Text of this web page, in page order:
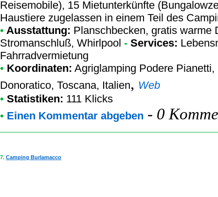
Reisemobile), 15 Mietunterkünfte
Haustiere zugelassen in einem Teil des
• Ausstattung: Planschbecken, gratis warme
Stromanschluß, Whirlpool - Services:
Fahrradvermietung
• Koordinaten: Agriglamping Podere Pianetti,
Donoratico, Toscana, Italien, Web
• Statistiken: 111 Klicks
• Einen Kommentar abgeben - 0
7. Camping Burlamacco